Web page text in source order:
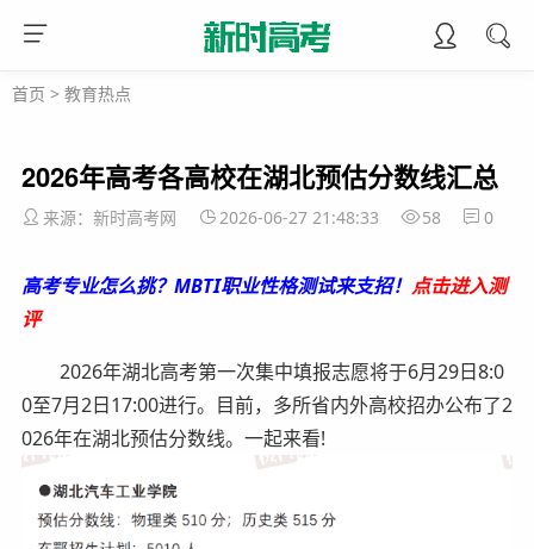
首页 > 教育热点
2026年高考各高校在湖北预估分数线汇总
来源：新时高考网 2026-06-27 21:48:33 58 0
高考专业怎么挑？MBTI职业性格测试来支招！ 点击进入测
评
2026年湖北高考第一次集中填报志愿将于6月29日8:0
0至7月2日17:00进行。目前，多所省内外高校招办公布了2
026年在湖北预估分数线。一起来看!